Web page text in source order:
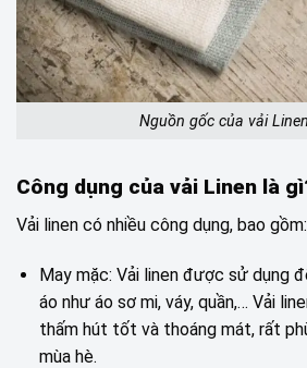
Nguồn gốc của vải
Công dụng của vải Linen là
Vải linen có nhiều công dụng, bao gồm:
May mặc: Vải linen được sử dụng
áo như áo sơ mi, váy, quần,… Vải
thấm hút tốt và thoáng mát, rất
mùa hè.